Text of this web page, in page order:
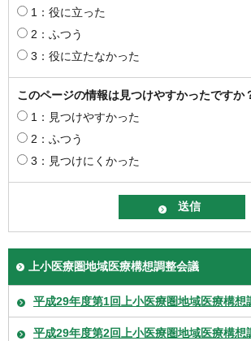
1：役に立った
2：ふつう
3：役に立たなかった
このページの情報は見つけやすかったですか
1：見つけやすかった
2：ふつう
3：見つけにくかった
上小医療圏地域医療構想調整会議
平成29年度第1回上小医療圏地域医療構想
平成29年度第2回上小医療圏地域医療構想